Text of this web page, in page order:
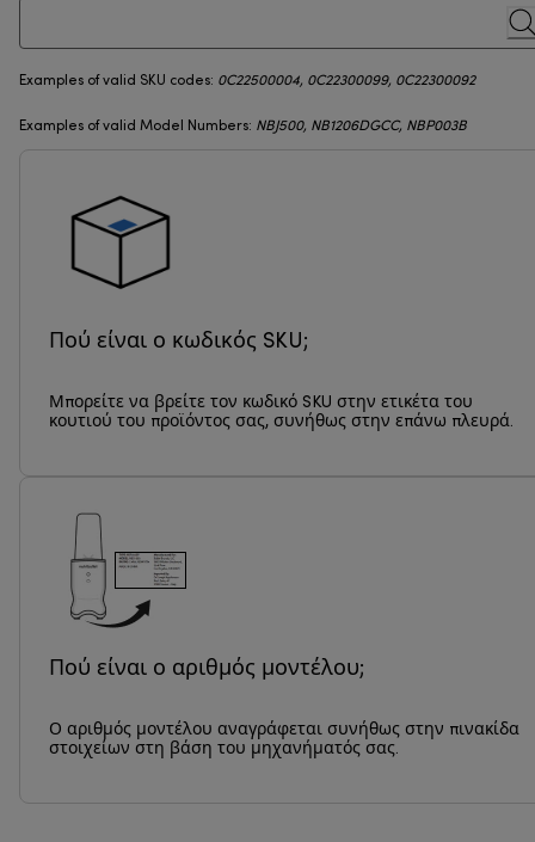
Examples of valid SKU codes: 0C22500004, 0C22300099, 0C22300092
Examples of valid Model Numbers: NBJ500, NB1206DGCC, NBP003B
Πού είναι ο κωδικός SKU;
Μπορείτε να βρείτε τον κωδικό SKU στην ετικέτα του
κουτιού του προϊόντος σας, συνήθως στην επάνω πλευρά.
Πού είναι ο αριθμός μοντέλου;
Ο αριθμός μοντέλου αναγράφεται συνήθως στην πινακίδα
στοιχείων στη βάση του μηχανήματός σας.